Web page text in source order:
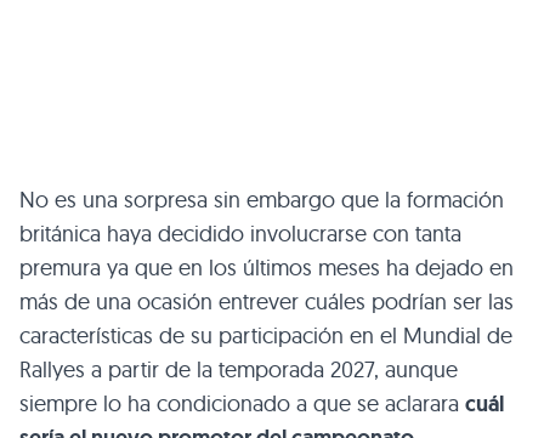
No es una sorpresa sin embargo que la formación
británica haya decidido involucrarse con tanta
premura ya que en los últimos meses ha dejado en
más de una ocasión entrever cuáles podrían ser las
características de su participación en el Mundial de
Rallyes a partir de la temporada 2027, aunque
siempre lo ha condicionado a que se aclarara cuál